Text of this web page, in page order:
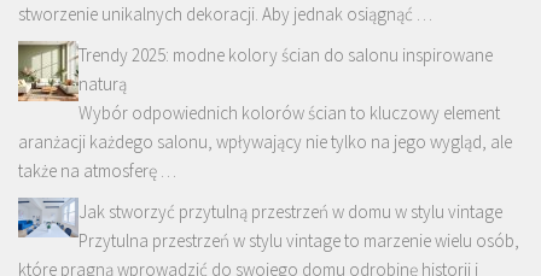
stworzenie unikalnych dekoracji. Aby jednak osiągnąć …
Trendy 2025: modne kolory ścian do salonu inspirowane
naturą
Wybór odpowiednich kolorów ścian to kluczowy element
aranżacji każdego salonu, wpływający nie tylko na jego wygląd, ale
także na atmosferę …
Jak stworzyć przytulną przestrzeń w domu w stylu vintage
Przytulna przestrzeń w stylu vintage to marzenie wielu osób,
które pragną wprowadzić do swojego domu odrobinę historii i